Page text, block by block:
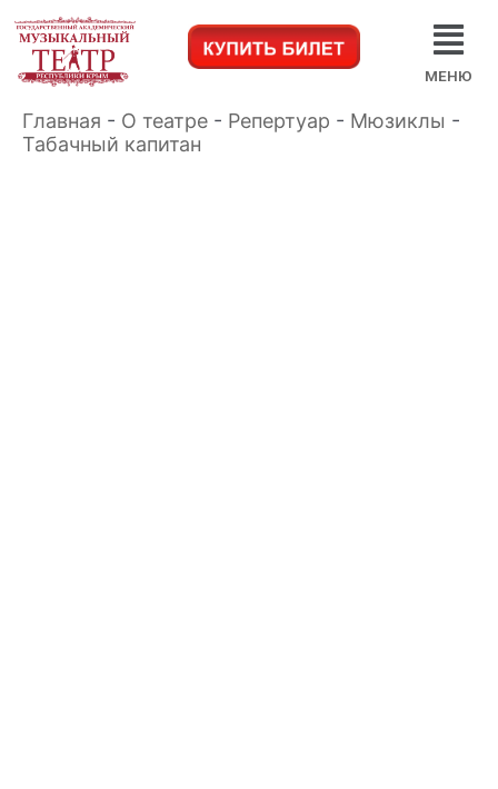
МЕНЮ
Главная - О театре - Репертуар - Мюзиклы -
Табачный капитан